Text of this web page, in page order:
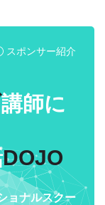
スポンサー紹介
講師に
DOJO
ョナルスクー